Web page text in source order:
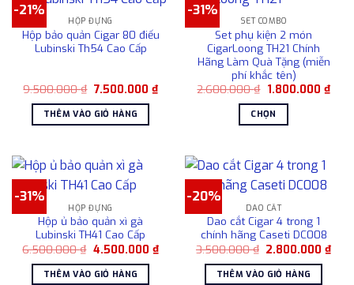
-21%
HỘP ĐỰNG
Hộp bảo quản Cigar 80 điếu
Lubinski Th54 Cao Cấp
9.500.000₫ Giá
là:
9.500.000 ₫.
7.500.000 ₫Giá
THÊM VÀO GIỎ HÀNG
-31%
SET COMBO
Set phụ kiện 2 món
CigarLoong TH21 Chính
Hãng Làm Quà Tặng (miễn
phí khắc tên)
2.600.000₫ Giá
là:
2.600.000 ₫.
1.800.000 ₫Giá
CHỌN
này
có
biến
thể.
Các
tùy
chọn
-31%
HỘP ĐỰNG
Hộp ủ bảo quản xì gà
Lubinski TH41 Cao Cấp
6.500.000₫ Giá
là:
6.500.000 ₫.
4.500.000 ₫Giá
hiện
THÊM VÀO GIỎ HÀNG
-20%
DAO CẮT
Dao cắt Cigar 4 trong 1
chính hãng Caseti DC008
3.500.000₫ Giá
là:
3.500.000 ₫.
2.800.000₫Giá
hiện
THÊM VÀO GIỎ HÀNG